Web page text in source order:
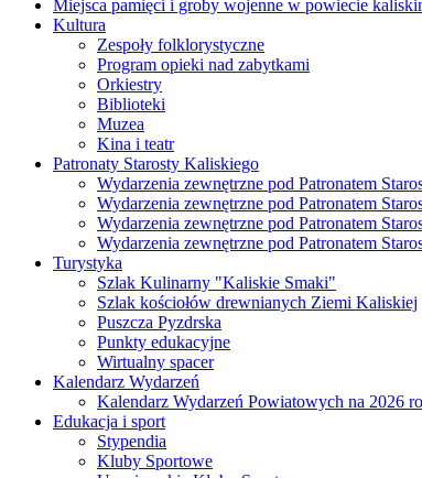
Miejsca pamięci i groby wojenne w powiecie
Kultura
Zespoły folklorystyczne
Program opieki nad zabytkami
Orkiestry
Biblioteki
Muzea
Kina i teatr
Patronaty Starosty Kaliskiego
Wydarzenia zewnętrzne pod Patronatem
Wydarzenia zewnętrzne pod Patronatem
Wydarzenia zewnętrzne pod Patronatem
Wydarzenia zewnętrzne pod Patronatem
Turystyka
Szlak Kulinarny "Kaliskie Smaki"
Szlak kościołów drewnianych Ziemi Kaliskiej
Puszcza Pyzdrska
Punkty edukacyjne
Wirtualny spacer
Kalendarz Wydarzeń
Kalendarz Wydarzeń Powiatowych na 2026
Edukacja i sport
Stypendia
Kluby Sportowe